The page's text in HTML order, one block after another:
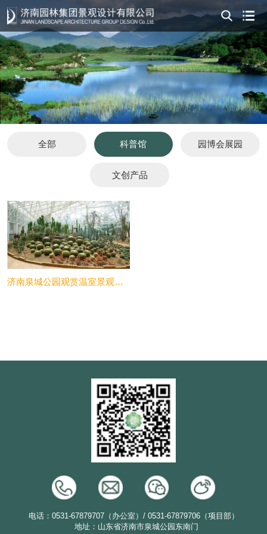
全部 科普馆 园博会展园
文创产品
济南泉城公园观赏温室景观改造设计
电话：0531-67879707（办公室）/ 0531-67879706（项目部）
地址：山东省济南市泉城公园东南门